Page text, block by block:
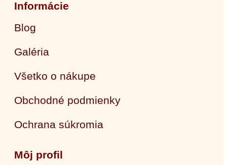
Informácie
Blog
Galéria
Všetko o nákupe
Obchodné podmienky
Ochrana súkromia
Môj profil